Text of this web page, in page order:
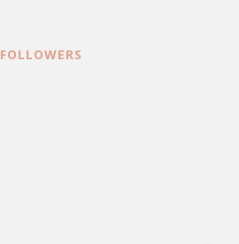
FOLLOWERS